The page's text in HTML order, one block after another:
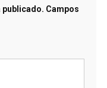
publicado. Campos